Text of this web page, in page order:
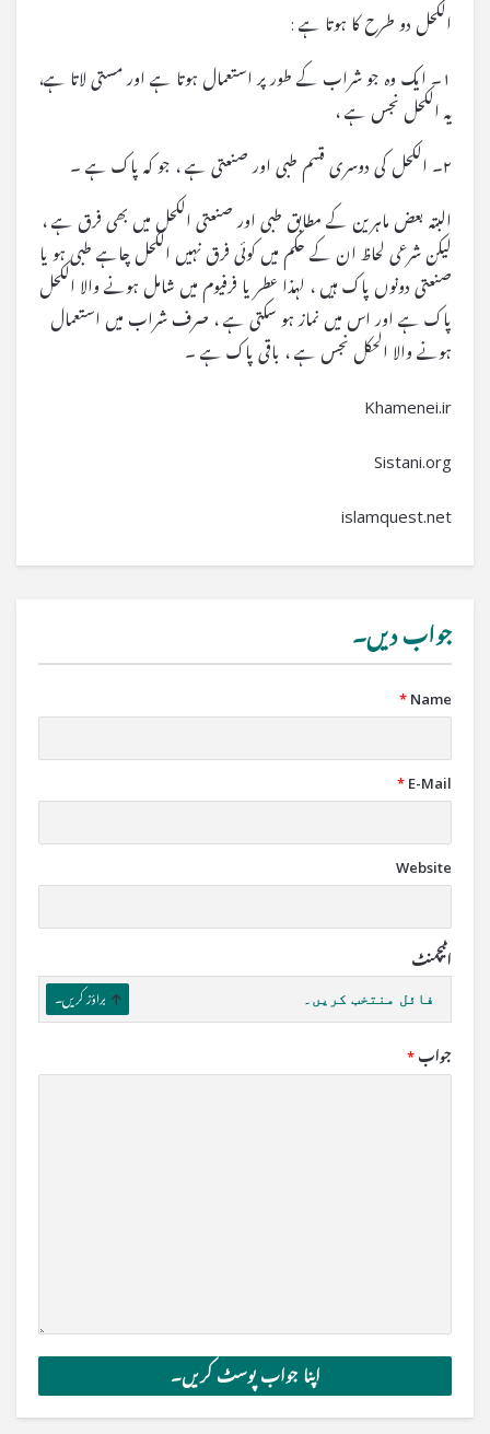
الکحل دو طرح کا ہوتا ہے :
۱۔ ایک وہ جو شراب کے طور پر استعمال ہوتا ہے اور مستی لاتا ہے،
یہ الکحل نجس ہے ،
۲۔ الکحل کی دوسری قسم طبی اور صنعتی ہے ، جو کہ پاک ہے ۔
البتہ بعض ماہرین کے مطابق طبی اور صنعتی الکحل میں بھی فرق ہے ،
لیکن شرعی لحاظ ان کے حکم میں کوئی فرق نہیں الکحل چاہے طبی ہو یا
صنعتی دونوں پاک ہیں ، لہذا عطر یا فرفیوم میں شامل ہونے والا الکحل
پاک ہے اور اس میں نماز ہو سکتی ہے ، صرف شراب میں استعمال
ہونے والا الحکل نجس ہے ، باقی پاک ہے ۔
Khamenei.ir
Sistani.org
islamquest.net
جواب دیں۔
Name
*
E-Mail
*
Website
اٹیچمنٹ
فائل منتخب کریں۔ براؤز کریں۔
جواب *